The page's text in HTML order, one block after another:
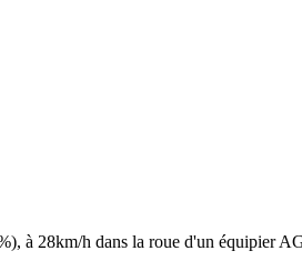
à 28km/h dans la roue d'un équipier